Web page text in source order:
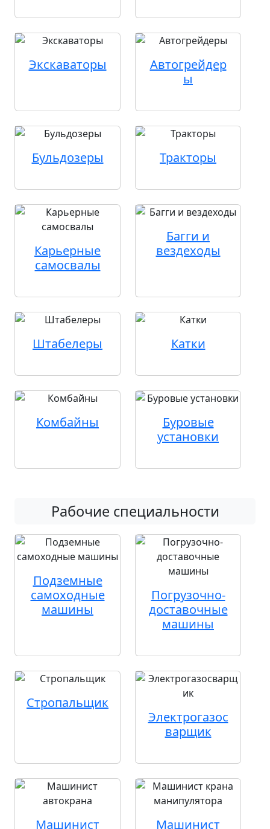
Экскаваторы
Автогрейдер
ы
Бульдозеры Тракторы
Карьерные
самосвалы
Багги и
вездеходы
Штабелеры Катки
Комбайны
Буровые
установки
Рабочие специальности
Подземные
самоходные
машины
Погрузочно-
доставочные
машины
Стропальщик
Электрогазос
варщик
Машинист
Машинист